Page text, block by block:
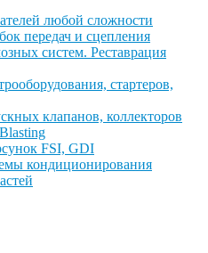
любой сложности
передач и сцепления
систем. Реставрация
стартеров,
клапанов, коллекторов
FSI, GDI
кондиционирования